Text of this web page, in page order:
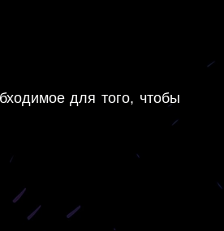
для того, чтобы